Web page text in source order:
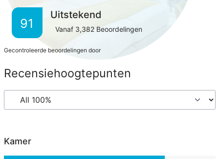
91
Uitstekend
Vanaf 3,382 Beoordelingen
Gecontroleerde beoordelingen door
Recensiehoogtepunten
Kamer